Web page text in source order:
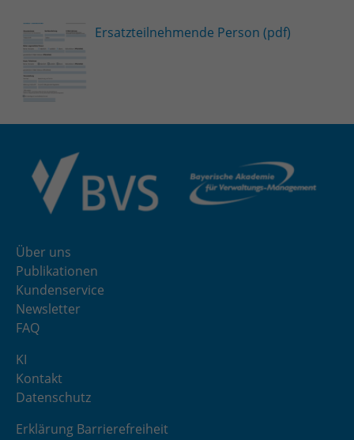
Ersatzteilnehmende Person (pdf)
Über uns
Publikationen
Kundenservice
Newsletter
FAQ
KI
Kontakt
Datenschutz
Erklärung Barrierefreiheit